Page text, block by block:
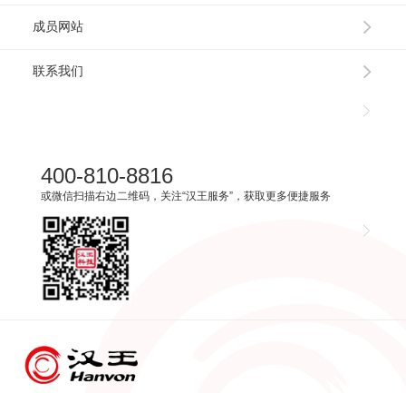
成员网站
联系我们
400-810-8816
或微信扫描右边二维码，关注“汉王服务”，获取更多便捷服务